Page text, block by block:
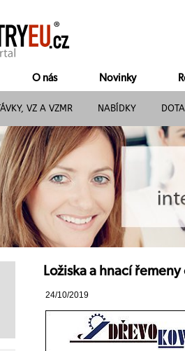
O nás Novinky
VZ A VZMR NABÍDKY
Ložiska a hnací
24/10/2019